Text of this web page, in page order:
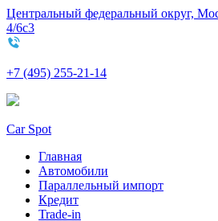
Центральный федеральный округ,
4/6с3
+7 (495) 255-21-14
Car Spot
Главная
Автомобили
Параллельный импорт
Кредит
Trade-in